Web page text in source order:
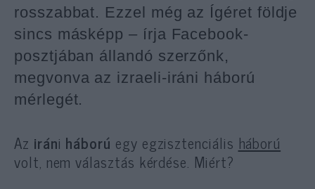
rosszabbat. Ezzel még az Ígéret földje
sincs másképp – írja Facebook-
posztjában állandó szerzőnk,
megvonva az izraeli-iráni háború
mérlegét.
Az iráni háború egy egzisztenciális háború
volt, nem választás kérdése. Miért?